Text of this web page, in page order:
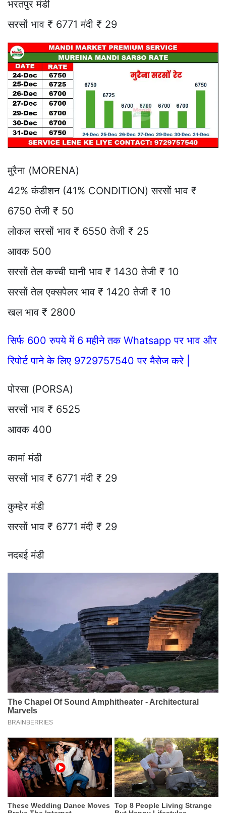
भरतपुर मंडी
सरसों भाव ₹ 6771 मंदी ₹ 29
मुरैना (MORENA)
42% कंडीशन (41% CONDITION) सरसों भाव ₹
6750 तेजी ₹ 50
लोकल सरसों भाव ₹ 6550 तेजी ₹ 25
आवक 500
सरसों तेल कच्ची घानी भाव ₹ 1430 तेजी ₹ 10
सरसों तेल एक्सपेलर भाव ₹ 1420 तेजी ₹ 10
खल भाव ₹ 2800
सिर्फ 600 रुपये में 6 महीने तक Whatsapp पर भाव और
रिपोर्ट पाने के लिए 9729757540 पर मैसेज करे |
पोरसा (PORSA)
सरसों भाव ₹ 6525
आवक 400
कामां मंडी
सरसों भाव ₹ 6771 मंदी ₹ 29
कुम्हेर मंडी
सरसों भाव ₹ 6771 मंदी ₹ 29
नदबई मंडी